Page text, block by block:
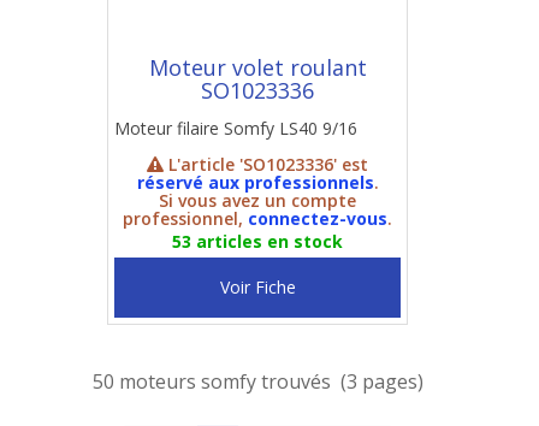
Moteur volet roulant
SO1023336
Moteur filaire Somfy LS40 9/16
L'article 'SO1023336' est
réservé aux professionnels.
Si vous avez un compte
professionnel, connectez-vous.
53 articles en stock
Voir Fiche
50 moteurs somfy trouvés (3 pages)